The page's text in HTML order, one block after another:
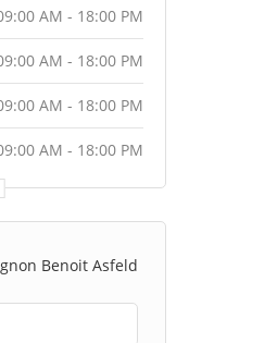
AM - 18:00 PM
AM - 18:00 PM
AM - 18:00 PM
AM - 18:00 PM
Benoit Asfeld